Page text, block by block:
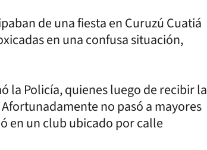
de una fiesta en Curuzú Cuatiá
en una confusa situación,
la Policía, quienes luego de recibir la
no pasó a mayores
en un club ubicado por calle